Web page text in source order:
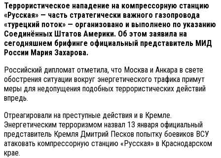
Террористическое нападение на компрессорную станцию
«Русская» — часть стратегически важного газопровода
«турецкий поток» — организовано и выполнено по указанию
Соединённых Штатов Америки. Об этом заявила на
сегодняшнем брифинге официальный представитель МИД
России Мария Захарова.
Российский дипломат отметила, что Москва и Анкара в свете
обострения ситуации вокруг энергетического трафика примут
меры для недопущения подобных террористических действий
впредь.
Отреагировали на преступные действия и в Кремле.
Энергетическим терроризмом назвал 13 января официальный
представитель Кремля Дмитрий Песков попытку боевиков ВСУ
атаковать компрессорную станцию «Русская» в Краснодарском
крае.